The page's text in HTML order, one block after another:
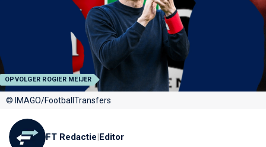
OPVOLGER ROGIER MEIJER
© IMAGO/FootballTransfers
FT Redactie|Editor